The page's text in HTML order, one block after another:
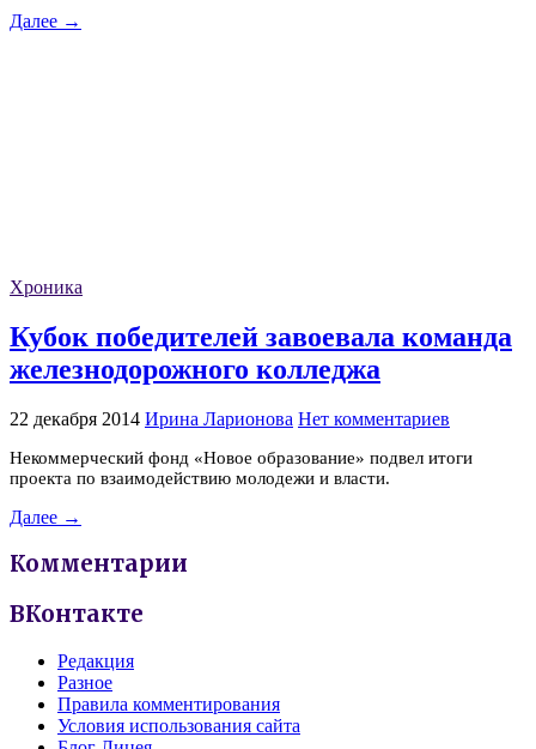
Далее →
Хроника
Кубок победителей завоевала команда
железнодорожного колледжа
22 декабря 2014 Ирина Ларионова Нет комментариев
Некоммерческий фонд «Новое образование» подвел итоги
проекта по взаимодействию молодежи и власти.
Далее →
Комментарии
ВКонтакте
Редакция
Разное
Правила комментирования
Условия использования сайта